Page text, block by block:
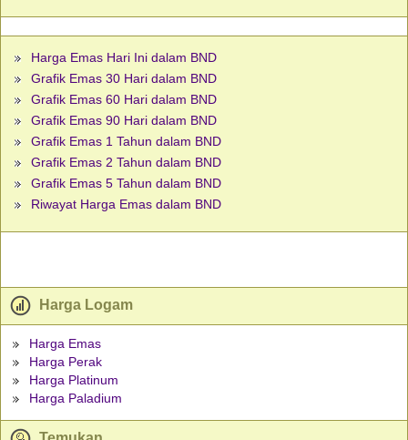
Harga Emas Hari Ini dalam BND
Grafik Emas 30 Hari dalam BND
Grafik Emas 60 Hari dalam BND
Grafik Emas 90 Hari dalam BND
Grafik Emas 1 Tahun dalam BND
Grafik Emas 2 Tahun dalam BND
Grafik Emas 5 Tahun dalam BND
Riwayat Harga Emas dalam BND
Harga Logam
Harga Emas
Harga Perak
Harga Platinum
Harga Paladium